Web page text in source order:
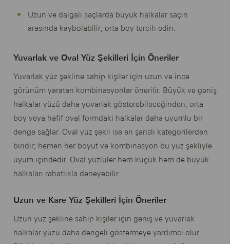
Uzun ve dalgalı saçlarda büyük halkalar saçın
arasında kaybolabilir; orta boy tercih edin.
Yuvarlak ve Oval Yüz Şekilleri İçin Öneriler
Yuvarlak yüz şekline sahip kişiler için uzun ve ince
görünüm yaratan kombinasyonlar önerilir. Büyük ve geniş
halkalar yüzü daha yuvarlak gösterebileceğinden, orta
boy veya hafif oval formdaki halkalar daha uyumlu bir
denge sağlar. Oval yüz şekli ise en şanslı kategorilerden
biridir; hemen her boyut ve kombinasyon bu yüz şekliyle
uyum içindedir. Oval yüzlüler hem küçük hem de büyük
halkaları rahatlıkla deneyebilir.
Uzun ve Kare Yüz Şekilleri İçin Öneriler
Uzun yüz şekline sahip kişiler için geniş ve yuvarlak
halkalar yüzü daha dengeli göstermeye yardımcı olur.